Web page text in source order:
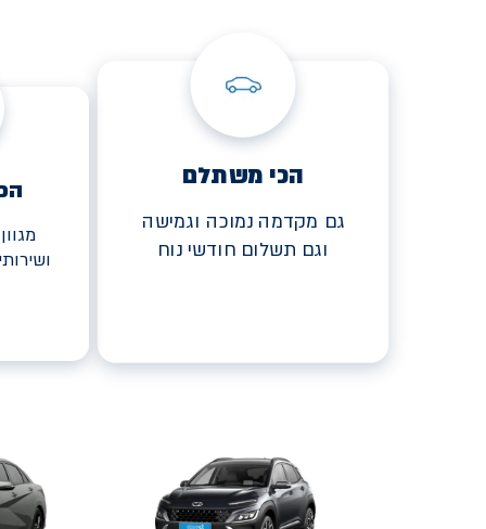
הכי משתלם
גם מקדמה נמוכה וגמישה
וגם תשלום חודשי נוח